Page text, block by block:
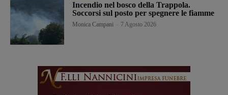
Incendio nel bosco della Trappola.
Soccorsi sul posto per spegnere le fiamme
Monica Campani 7 Agosto 2026